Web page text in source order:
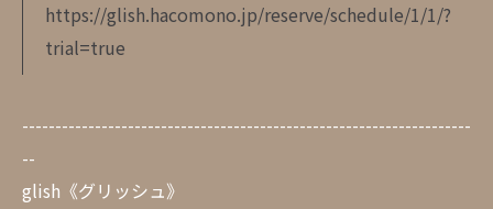
https://glish.hacomono.jp/reserve/schedule/1/1/?
trial=true
--------------------------------------------------------------------
--
glish《グリッシュ》